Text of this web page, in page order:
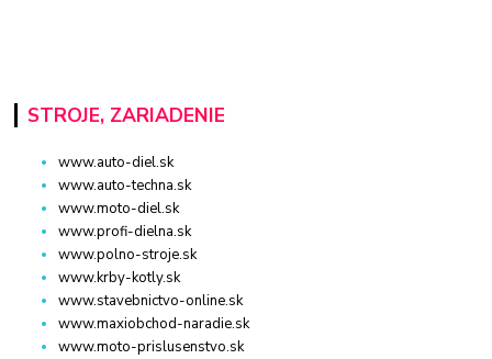
STROJE, ZARIADENIE
www.auto-diel.sk
www.auto-techna.sk
www.moto-diel.sk
www.profi-dielna.sk
www.polno-stroje.sk
www.krby-kotly.sk
www.stavebnictvo-online.sk
www.maxiobchod-naradie.sk
www.moto-prislusenstvo.sk